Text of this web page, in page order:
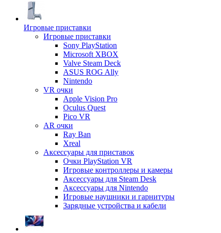
Игровые приставки
Игровые приставки
Sony PlayStation
Microsoft XBOX
Valve Steam Deck
ASUS ROG Ally
Nintendo
VR очки
Apple Vision Pro
Oculus Quest
Pico VR
AR очки
Ray Ban
Xreal
Аксессуары для приставок
Очки PlayStation VR
Игровые контроллеры и камеры
Аксессуары для Steam Desk
Аксессуары для Nintendo
Игровые наушники и гарнитуры
Зарядные устройства и кабели